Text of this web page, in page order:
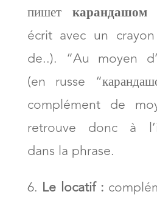
пишеткарандашом
écrit avec un
de..). “Au moyen
(en russe
complément de
retrouve donc à
dans la phrase.
Le locatif :